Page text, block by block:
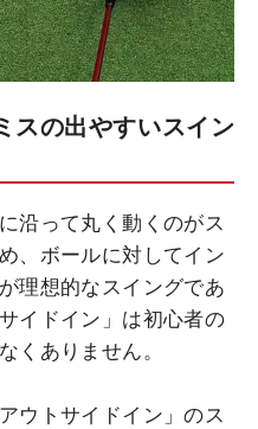
スの出やすいスイン
沿って丸く動くのがス
、ボールに対してイン
理想的なスイングであ
イドイン」は初心者の
くありません。
ウトサイドイン」のス